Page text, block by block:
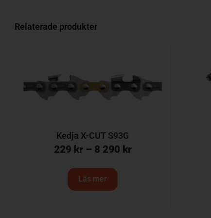
Relaterade produkter
Kedja X-CUT S93G
229 kr – 8 290 kr
Läs mer